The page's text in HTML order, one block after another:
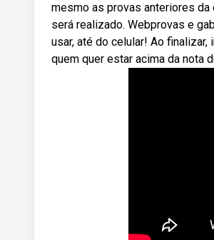
mesmo as provas anteriores
será realizado. Webprovas e
usar, até do celular! Ao
quem quer estar acima da nota